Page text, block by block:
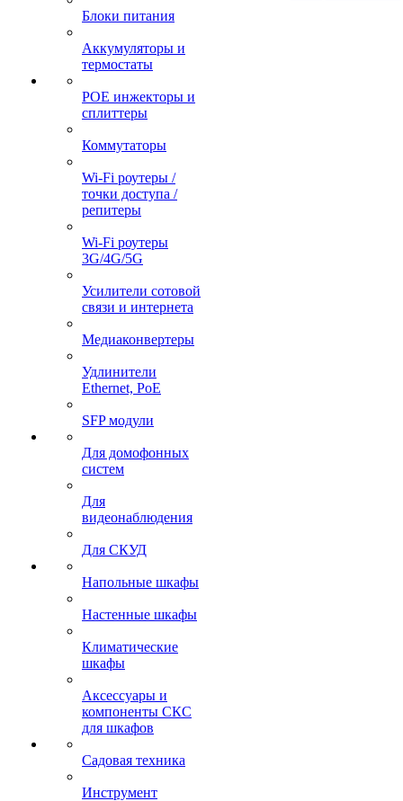
Блоки питания
Аккумуляторы и
термостаты
POE инжекторы и
сплиттеры
Коммутаторы
Wi-Fi роутеры /
точки доступа /
репитеры
Wi-Fi роутеры
3G/4G/5G
Усилители сотовой
связи и интернета
Медиаконвертеры
Удлинители
Ethernet, PoE
SFP модули
Для домофонных
систем
Для
видеонаблюдения
Для СКУД
Напольные шкафы
Настенные шкафы
Климатические
шкафы
Аксессуары и
компоненты СКС
для шкафов
Садовая техника
Инструмент